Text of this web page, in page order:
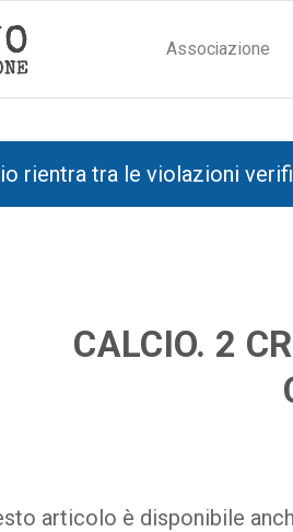
Associazione
rientra tra le violazioni
CALCIO. 2
articolo è disponibile